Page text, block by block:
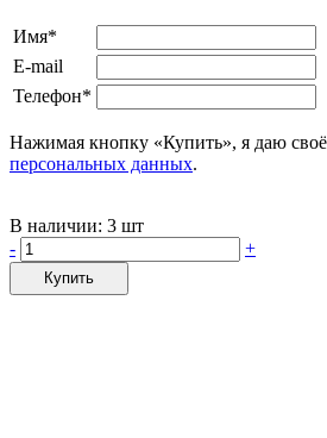
Имя*
E-mail
Телефон*
Нажимая кнопку «Купить», я даю своё
персональных данных.
В наличии: 3 шт
-
+
Купить